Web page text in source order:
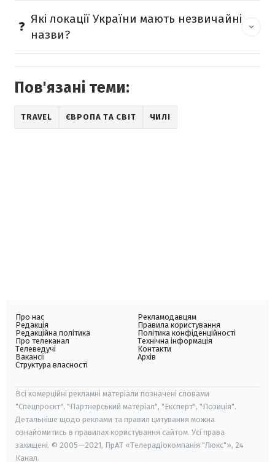
Які локації України мають незвичайні
назви?
Пов'язані теми:
TRAVEL ЄВРОПА ТА СВІТ ЧИЛІ
Про нас
Редакція
Редакційна політика
Про телеканал
Телеведучі
Вакансії
Структура власності
Рекламодавцям
Правила користування
Політика конфіденційності
Технічна інформація
Контакти
Архів
Всі комерційні рекламні матеріали позначені словами
"Спецпроєкт", "Партнерський матеріал", "Експерт", "Позиція".
Детальніше щодо реклами та правил цитування можна
ознайомитись в правилах користування сайтом. Усі права
захищені. © 2005—2021, ПрАТ «Телерадіокомпанія "Люкс"», 24
Канал.